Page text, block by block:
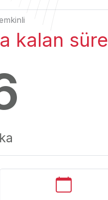
kalan süre